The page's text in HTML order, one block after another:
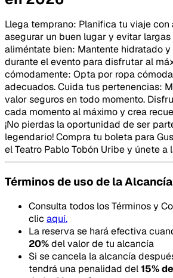
Llega temprano: Planifica tu viaje
asegurar un buen lugar y evitar
aliméntate bien: Mantente hidratado
durante el evento para disfrutar al
cómodamente: Opta por ropa
adecuados. Cuida tus pertenencias:
valor seguros en todo momento.
cada momento al máximo y crea
¡No pierdas la oportunidad de ser
legendario! Compra tu boleta para
el Teatro Pablo Tobón Uribe y únete a
Términos de uso de la Alcancía
Consulta todos los Términos y
clic aquí.
La reserva se hará efectiva
20%del valor de tu alcancía
Si se cancela la alcancía
tendrá una penalidad del15%